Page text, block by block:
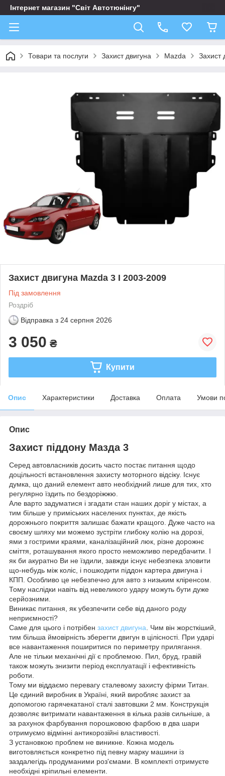
Інтернет магазин "Світ Автотюнінгу"
Товари та послуги Захист двигуна Mazda Захист
Захист двигуна Mazda 3 I 2003-2009
Під замовлення
Роздріб
Відправка з 24 серпня 2026
3 050 ₴
Купити
Опис Характеристики Доставка Оплата Умови
Опис
Захист піддону Мазда 3
Серед автовласників досить часто постає питання щодо
доцільності встановлення захисту моторного відсіку. Існує
думка, що даний елемент авто необхідний лише для тих, хто
регулярно їздить по бездоріжжю.
Але варто задуматися і згадати стан наших доріг у містах, а
тим більше у приміських населених пунктах, де якість
дорожнього покриття залишає бажати кращого. Дуже часто на
своєму шляху ми можемо зустріти глибоку колію на дорозі,
ями з гострими краями, каналізаційний люк, різне дорожнє
сміття, роташування якого просто неможливо передбачити. І
як би акуратно Ви не їздили, завжди існує небезпека зловити
що-небудь між коліс, і пошкодити піддон картера двигуна і
КПП. Особливо це небезпечно для авто з низьким кліренсом.
Тому наслідки навіть від невеликого удару можуть бути дуже
серйозними.
Виникає питання, як убезпечити себе від даного роду
неприємності?
Саме для цього і потрібен захист двигуна. Чим він жорсткіший,
тим більша ймовірність зберегти двигун в цілісності. При ударі
все навантаження поширитися по периметру прилягання.
Але не тільки механічні дії є проблемою. Пил, бруд, гравій
також можуть знизити період експлуатації і ефективність
роботи.
Тому ми віддаємо перевагу сталевому захисту фірми Титан.
Це єдиний виробник в Україні, який виробляє захист за
допомогою гарячекатаної сталі завтовшки 2 мм. Конструкція
дозволяє витримати навантаження в кілька разів сильніше, а
за рахунок фарбування порошковою фарбою в два шари
отримуємо відмінні антикорозійні властивості.
З установкою проблем не виникне. Кожна модель
виготовляється конкретно під певну марку машини із
заздалегідь продуманими роз'ємами. В комплекті отримуєте
необхідні кріпильні елементи.